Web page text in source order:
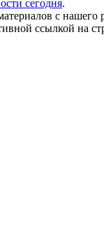
сегодня.
с нашего
ссылкой на